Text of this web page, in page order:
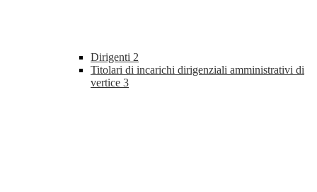
Dirigenti 2
Titolari di incarichi dirigenziali amministrativi di
vertice 3